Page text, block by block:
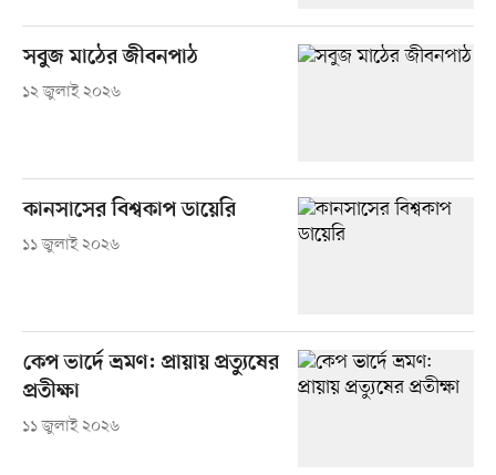
সবুজ মাঠের জীবনপাঠ
১২ জুলাই ২০২৬
কানসাসের বিশ্বকাপ ডায়েরি
১১ জুলাই ২০২৬
কেপ ভার্দে ভ্রমণ: প্রায়ায় প্রত্যুষের
প্রতীক্ষা
১১ জুলাই ২০২৬